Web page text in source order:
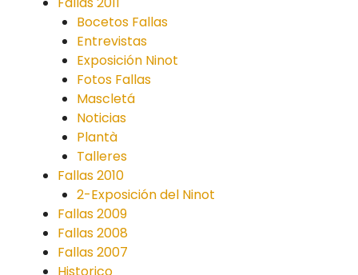
Bocetos Fallas
Entrevistas
Exposición Ninot
Fotos Fallas
Mascletá
Noticias
Plantà
Talleres
Fallas 2010
2-Exposición del Ninot
Fallas 2009
Fallas 2008
Fallas 2007